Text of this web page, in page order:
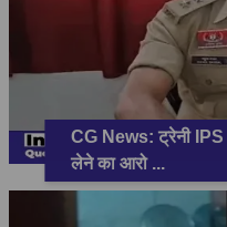
CG News: ट्रेनी IPS
लेने का आरो...